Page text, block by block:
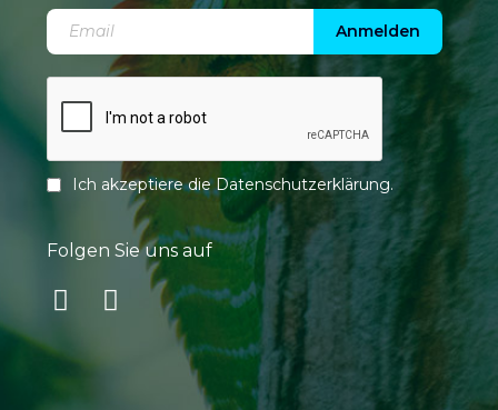
Anmelden
Ich akzeptiere dieDatenschutzerklärung.
Folgen Sie uns auf